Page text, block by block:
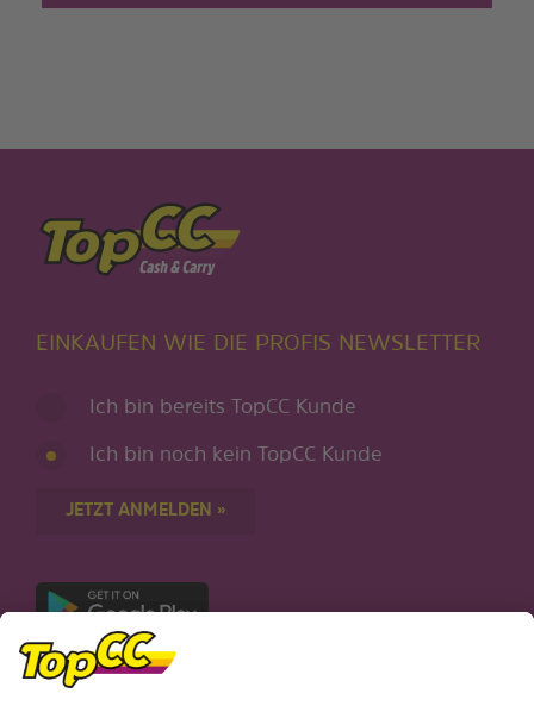
EINKAUFEN WIE DIE PROFIS NEWSLETTER
Ich bin bereits TopCC Kunde
Ich bin noch kein TopCC Kunde
JETZT ANMELDEN »
Nur für Android-Geräte